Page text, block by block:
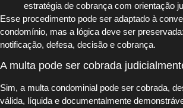
estratégia de cobrança com orientação
Esse procedimento pode ser adaptado à
condomínio, mas a lógica deve ser
notificação, defesa, decisão e cobrança.
A multa pode ser cobrada
Sim, a multa condominial pode ser cobrada,
válida, líquida e documentalmente